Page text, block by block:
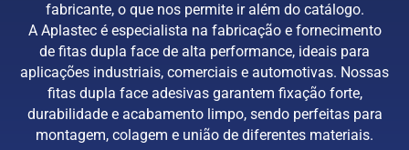
fabricante, o que nos permite ir além do catálogo.
A Aplastec é especialista na fabricação e fornecimento
de fitas dupla face de alta performance, ideais para
aplicações industriais, comerciais e automotivas. Nossas
fitas dupla face adesivas garantem fixação forte,
durabilidade e acabamento limpo, sendo perfeitas para
montagem, colagem e união de diferentes materiais.